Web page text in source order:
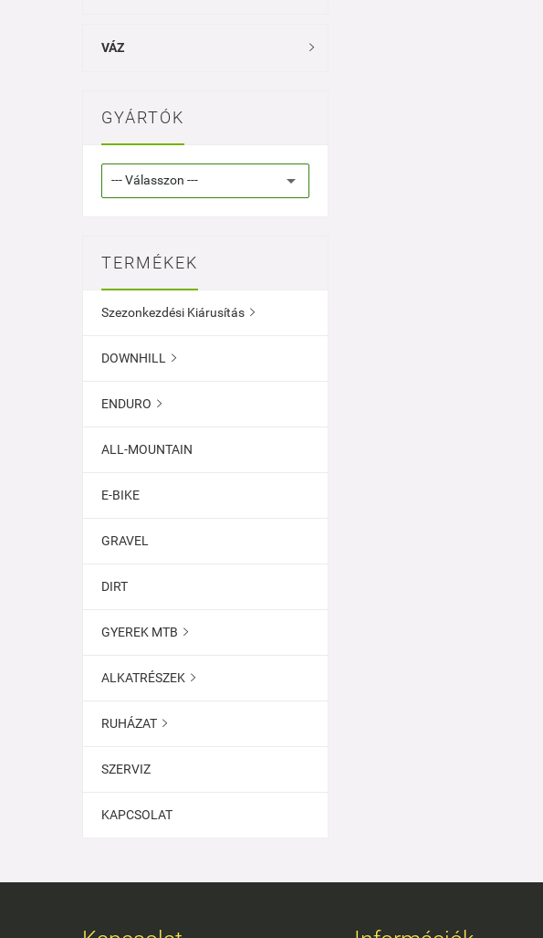
VÁZ 
GYÁRTÓK
TERMÉKEK
Szezonkezdési Kiárusítás 
DOWNHILL 
ENDURO 
ALL-MOUNTAIN
E-BIKE
GRAVEL
DIRT
GYEREK MTB 
ALKATRÉSZEK 
RUHÁZAT 
SZERVIZ
KAPCSOLAT